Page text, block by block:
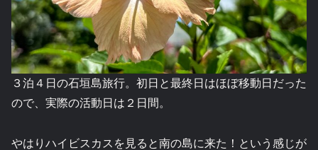
３泊４日の石垣島旅行。初日と最終日はほぼ移動日だった
ので、実際の活動日は２日間。
やはりハイビスカスを見ると南の島に来た！という感じが